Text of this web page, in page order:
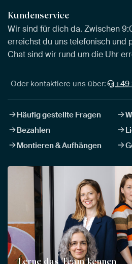
Kundenservice
Wir sind für dich da. Zwischen
erreichst du uns telefonisch und
Chat sind wir rund um die Uhr
Oder kontaktiere uns über: +49
Häufig gestellte Fragen
Bezahlen
Montieren & Aufhängen
Lerne das Team kennen